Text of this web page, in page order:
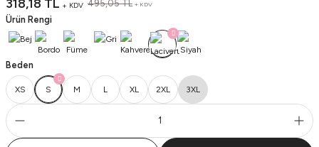
318,18 TL + KDV 495,05 TL + KDV
Ürün Rengi
Beden
XS S M L XL 2XL 3XL